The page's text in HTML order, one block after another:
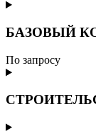
БАЗОВЫЙ
По запросу